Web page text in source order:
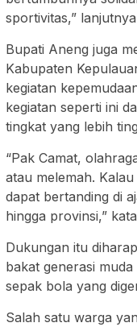
sportivitas,”
Bupati Aneng juga
Kabupaten
kegiatan
kegiatan seperti ini
tingkat yang lebih
“Pak Camat,
atau melemah.
dapat bertanding di
hingga provinsi,”
Dukungan itu
bakat generasi
sepak bola yang
Salah satu warga